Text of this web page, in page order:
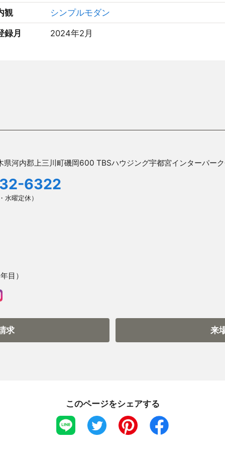
観 シンプルモダン
録月 2024年2月
県河内郡上三川町磯岡600 TBSハウジング宇都宮インターパー
6322
曜定休）
目）
求 来
このページをシェアする